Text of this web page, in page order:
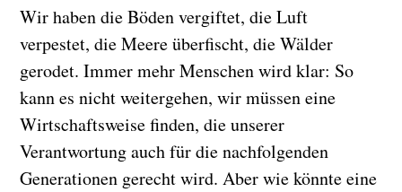
Wir haben die Böden vergiftet, die Luft
verpestet, die Meere überfischt, die Wälder
gerodet. Immer mehr Menschen wird klar: So
kann es nicht weitergehen, wir müssen eine
Wirtschaftsweise finden, die unserer
Verantwortung auch für die nachfolgenden
Generationen gerecht wird. Aber wie könnte eine